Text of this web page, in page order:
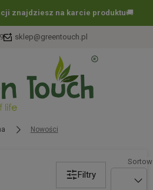
znajdziesz na karcie produktu🚚
sklep@greentouch.pl
Nowości
Filtry